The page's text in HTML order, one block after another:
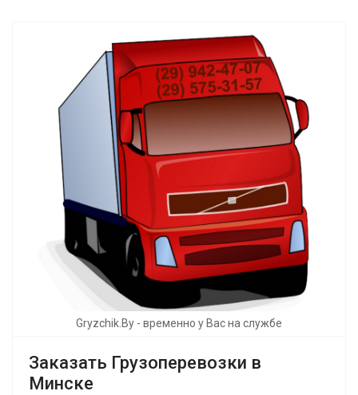
Gryzchik.By - временно у Вас на службе
Заказать Грузоперевозки в
Минске